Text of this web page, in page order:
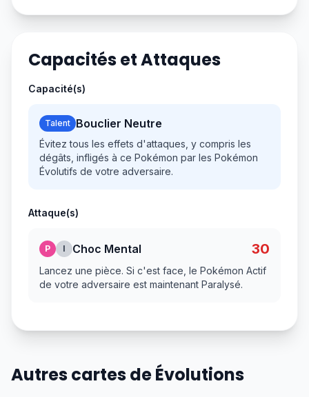
Capacités et Attaques
Capacité(s)
Talent Bouclier Neutre
Évitez tous les effets d'attaques, y compris les
dégâts, infligés à ce Pokémon par les Pokémon
Évolutifs de votre adversaire.
Attaque(s)
P I Choc Mental 30
Lancez une pièce. Si c'est face, le Pokémon Actif
de votre adversaire est maintenant Paralysé.
Autres cartes de Évolutions